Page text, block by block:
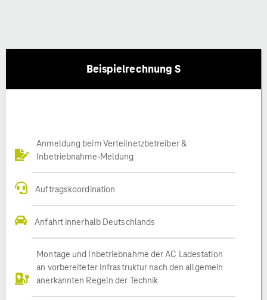
Beispielrechnung S
Anmeldung beim Verteilnetzbetreiber &
Inbetriebnahme-Meldung
Auftragskoordination
Anfahrt innerhalb Deutschlands
Montage und Inbetriebnahme der AC Ladestation
an vorbereiteter Infrastruktur nach den allgemein
anerkannten Regeln der Technik